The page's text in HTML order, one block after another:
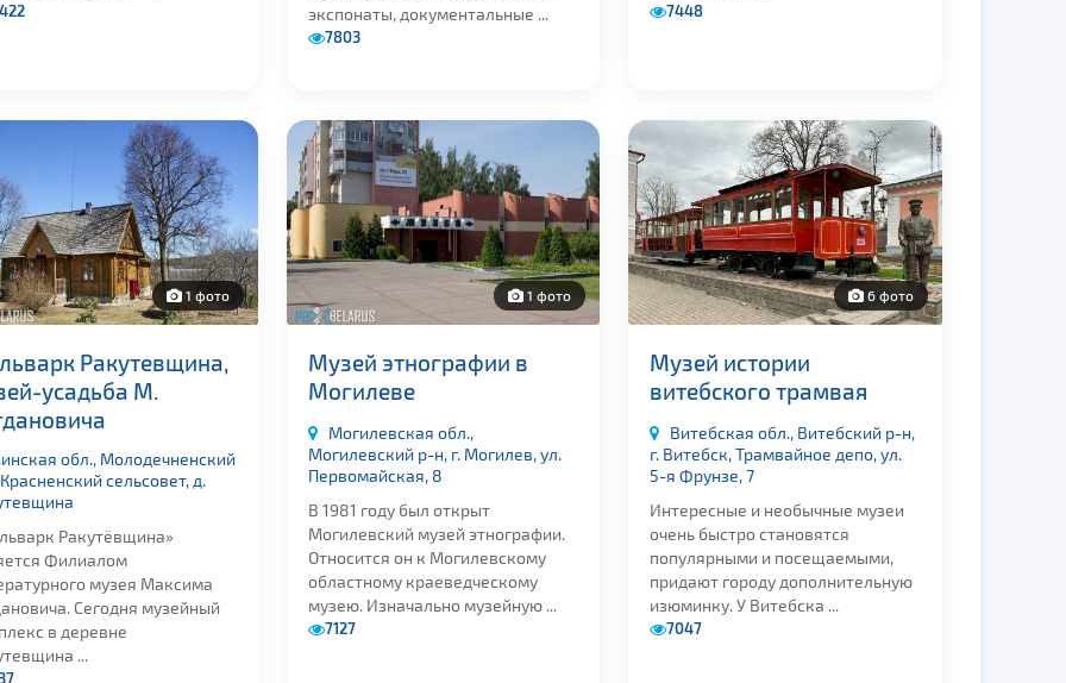
экспонаты, документальные ...
7803
7448
1 фото
Ракутевщина,
усадьба М.
обл., Молодечненский
сельсовет, д.
Ракутёвщина»
Филиалом
музея Максима
Сегодня музейный
в деревне
...
1 фото
Музей этнографии в
Могилеве
Могилевская обл.,
Могилевский р-н, г. Могилев, ул.
Первомайская, 8
В 1981 году был открыт
Могилевский музей этнографии.
Относится он к Могилевскому
областному краеведческому
музею. Изначально музейную ...
7127
6 фото
Музей истории
витебского трамвая
Витебская обл., Витебский р-н,
г. Витебск, Трамвайное депо, ул.
5-я Фрунзе, 7
Интересные и необычные музеи
очень быстро становятся
популярными и посещаемыми,
придают городу дополнительную
изюминку. У Витебска ...
7047